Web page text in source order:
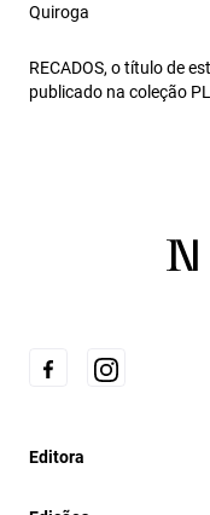
Quiroga
RECADOS, o título de
publicado na coleção
Editora